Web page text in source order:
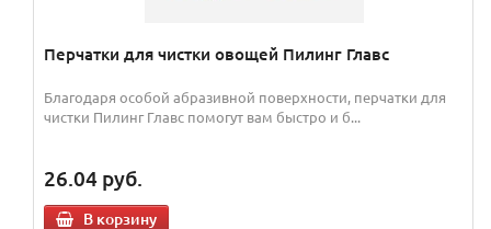
Перчатки для чистки овощей Пилинг Главс
Благодаря особой абразивной поверхности, перчатки для
чистки Пилинг Главс помогут вам быстро и б...
26.04 руб.
В корзину